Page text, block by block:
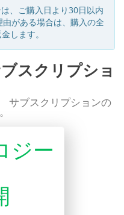
、ご購入日より30日以内
がある場合は、購入の全
します。
スクリプショ
サブスクリプションの
ジー